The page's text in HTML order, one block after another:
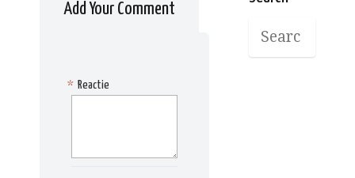
Add Your Comment
Reactie
*